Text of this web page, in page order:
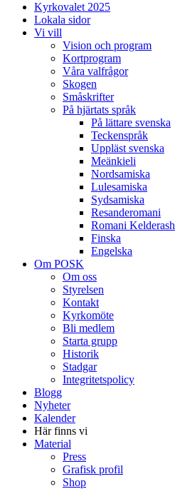
Kyrkovalet 2025
Lokala sidor
Vi vill
Vision och program
Kortprogram
Våra valfrågor
Skogen
Småskrifter
På hjärtats språk
På lättare svenska
Teckenspråk
Uppläst svenska
Meänkieli
Nordsamiska
Lulesamiska
Sydsamiska
Resanderomani
Romani Kelderash
Finska
Engelska
Om POSK
Om oss
Styrelsen
Kontakt
Kyrkomöte
Bli medlem
Starta grupp
Historik
Stadgar
Integritetspolicy
Blogg
Nyheter
Kalender
Här finns vi
Material
Press
Grafisk profil
Shop